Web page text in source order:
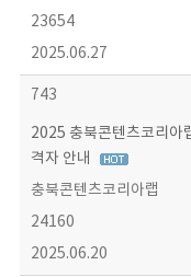
23654
2025.06.27
743
2025 충북콘텐츠코리아
격자 안내
충북콘텐츠코리아랩
24160
2025.06.20